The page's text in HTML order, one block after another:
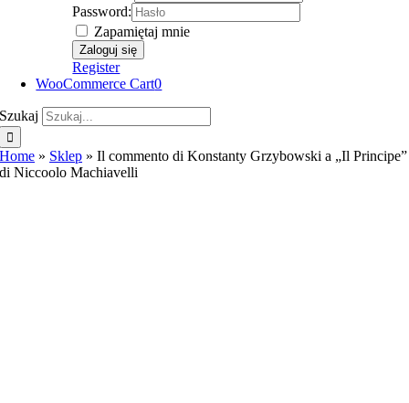
Password:
Zapamiętaj mnie
Register
WooCommerce Cart0
Szukaj
Home » Sklep »Il commento di Konstanty Grzybowski a „Il Principe”
di Niccoolo Machiavelli